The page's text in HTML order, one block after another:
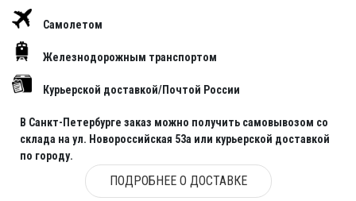
Самолетом
Железнодорожным транспортом
Курьерской доставкой/Почтой России
В Санкт-Петербурге заказ можно получить самовывозом со
склада на ул. Новороссийская 53а или курьерской доставкой
по городу.
ПОДРОБНЕЕ О ДОСТАВКЕ